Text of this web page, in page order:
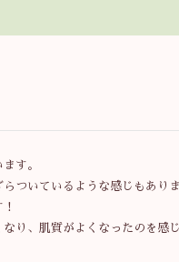
す。
ついているような感じもあり
り、肌質がよくなったのを感じ